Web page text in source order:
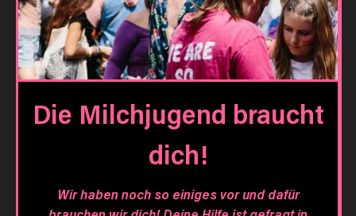
Die Milchjugend braucht
dich!
Wir haben noch so einiges vor und dafür